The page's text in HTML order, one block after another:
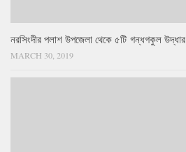
নরসিংদীর পলাশ উপজেলা থেকে ৫টি গন্ধগকুল উদ্ধার
MARCH 30, 2019